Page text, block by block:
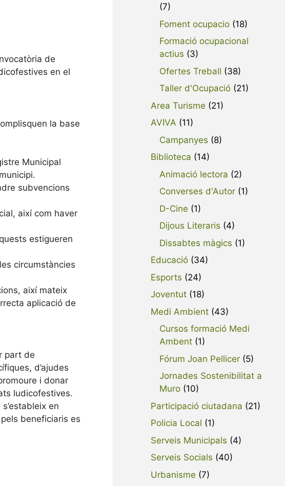
de
en el
la base
Municipal
subvencions
així com haver
estigueren
circumstàncies
així mateix
aplicació de
part de
d’ajudes
i donar
ludicofestives.
en
beneficiaris es
(7)
Foment ocupacio (18)
Formació ocupacional
actius (3)
Ofertes Treball (38)
Taller d'Ocupació (21)
Area Turisme (21)
AVIVA (11)
Campanyes (8)
Biblioteca (14)
Animació lectora (2)
Converses d'Autor (1)
D-Cine (1)
Dijous Literaris (4)
Dissabtes màgics (1)
Educació (34)
Esports (24)
Joventut (18)
Medi Ambient (43)
Cursos formació Medi
Ambent (1)
Fórum Joan Pellicer (5)
Jornades Sostenibilitat a
Muro (10)
Participació ciutadana (21)
Policia Local (1)
Serveis Municipals (4)
Serveis Socials (40)
Urbanisme (7)